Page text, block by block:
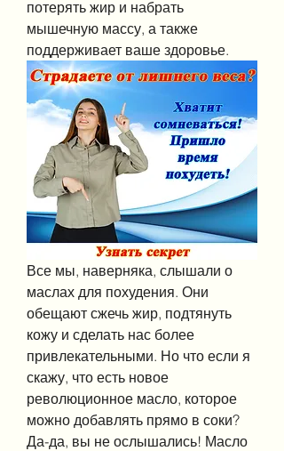
потерять жир и набрать
мышечную массу, а также
поддерживает ваше здоровье.
Все мы, наверняка, слышали о
маслах для похудения. Они
обещают сжечь жир, подтянуть
кожу и сделать нас более
привлекательными. Но что если я
скажу, что есть новое
революционное масло, которое
можно добавлять прямо в соки?
Да-да, вы не ослышались! Масло